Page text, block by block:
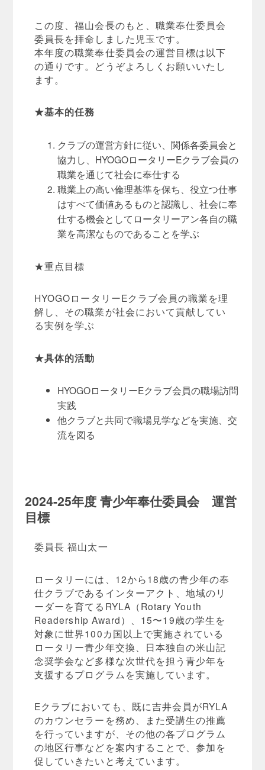
この度、福山会長のもと、職業奉仕委員会
委員長を拝命しました児玉です。
本年度の職業奉仕委員会の運営目標は以下
の通りです。どうぞよろしくお願いいたし
ます。
★基本的任務
クラブの運営方針に従い、関係各委員会と
協力し、HYOGOロータリーEクラブ会員の
職業を通じて社会に奉仕する
職業上の高い倫理基準を保ち、役立つ仕事
はすべて価値あるものと認識し、社会に奉
仕する機会としてロータリーアン各自の職
業を高潔なものであることを学ぶ
★重点目標
HYOGOロータリーEクラブ会員の職業を理
解し、その職業が社会において貢献してい
る実例を学ぶ
★具体的活動
HYOGOロータリーEクラブ会員の職場訪問
実践
他クラブと共同で職場見学などを実施、交
流を図る
2024-25年度 青少年奉仕委員会 運営
目標
委員長 福山太一
ロータリーには、12から18歳の青少年の奉
仕クラブであるインターアクト、地域のリ
ーダーを育てるRYLA（Rotary Youth
Readership Award）、15〜19歳の学生を
対象に世界100カ国以上で実施されている
ロータリー青少年交換、日本独自の米山記
念奨学会など多様な次世代を担う青少年を
支援するプログラムを実施しています。
Eクラブにおいても、既に吉井会員がRYLA
のカウンセラーを務め、また受講生の推薦
を行っていますが、その他の各プログラム
の地区行事などを案内することで、参加を
促していきたいと考えています。